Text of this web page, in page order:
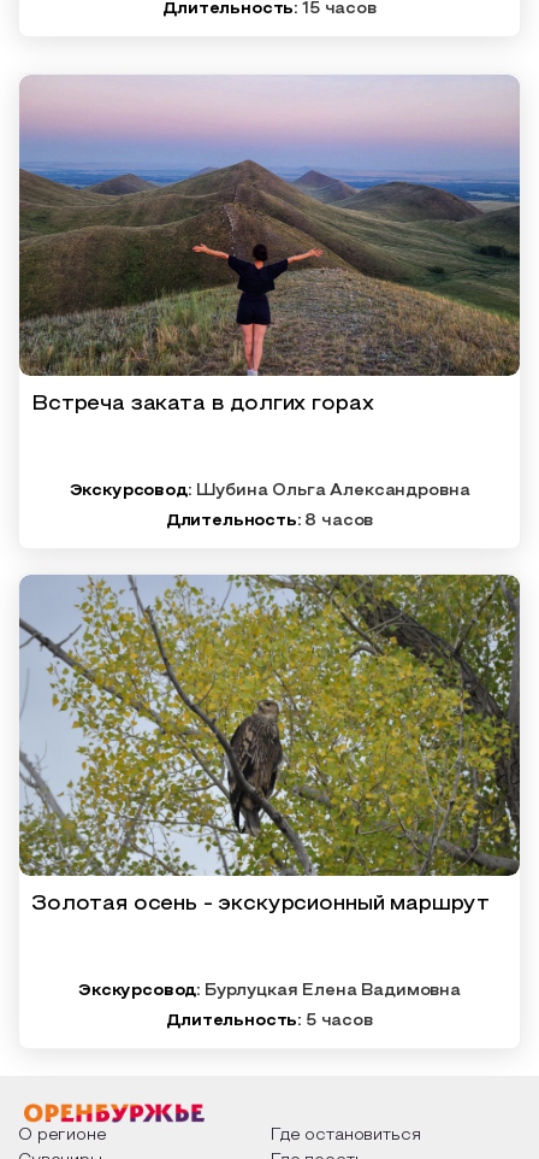
Длительность: 15 часов
Встреча заката в долгих горах
Экскурсовод: Шубина Ольга Александровна
Длительность:8 часов
Золотая осень - экскурсионный маршрут
Экскурсовод: Бурлуцкая Елена Вадимовна
Длительность: 5 часов
О регионе
Где остановиться